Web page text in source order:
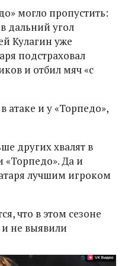
могло пропустить:
дальний угол
Кулагин уже
подстраховал
и отбил мяч «с
атаке и у «Торпедо»,
других хвалят в
Да и
лучшим игроком
что в этом сезоне
и не выявили